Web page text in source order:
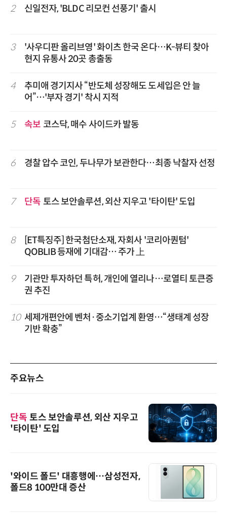
2 신일전자, 'BLDC 리모컨 선풍기' 출시
3
'사우디판 올리브영' 화이츠 한국 온다…K-뷰티 찾아
현지 유통사 20곳 총출동
4
추미애 경기지사 “반도체 성장해도 도세입은 안 늘
어”…'부자 경기' 착시 지적
5 속보 코스닥, 매수 사이드카 발동
6 경찰 압수 코인, 두나무가 보관한다…최종 낙찰자 선정
7 단독 토스 보안솔루션, 외산 지우고 '타이탄' 도입
8
[ET특징주] 한국첨단소재, 자회사 '코리아퀀텀'
QOBLIB 등재에 기대감… 주가 上
9
기관만 투자하던 특허, 개인에 열리나…로열티 토큰증
권 추진
10 세제개편안에 벤처·중소기업계 환영…“생태계 성장
기반 확충”
주요뉴스
단독 토스 보안솔루션, 외산 지우고
'타이탄' 도입
'와이드 폴드' 대흥행에…삼성전자,
폴드8 100만대 증산